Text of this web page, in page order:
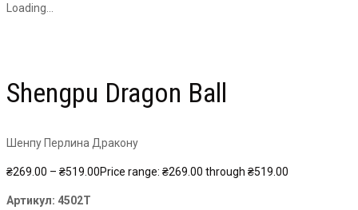
Loading...
Shengpu Dragon Ball
Шенпу Перлина Дракону
₴269.00 – ₴519.00Price range: ₴269.00 through ₴519.00
Артикул: 4502Т